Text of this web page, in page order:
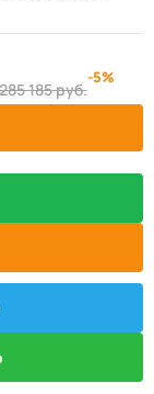
185руб.
-5%